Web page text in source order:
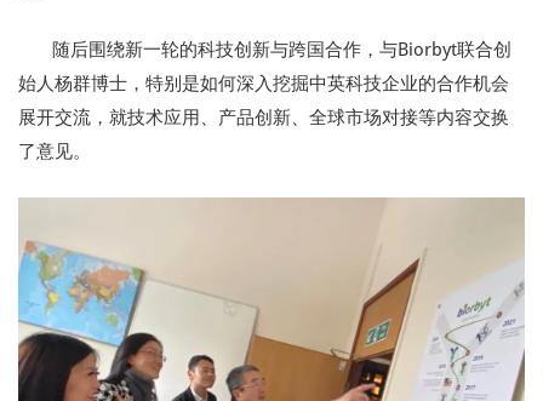
随后围绕新一轮的科技创新与跨国合作，与Biorbyt联合创
始人杨群博士，特别是如何深入挖掘中英科技企业的合作机会
展开交流，就技术应用、产品创新、全球市场对接等内容交换
了意见。